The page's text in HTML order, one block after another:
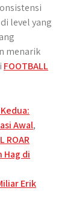
level yang
menarik
FOOTBALL
Awal,
ROAR
Hag di
Erik